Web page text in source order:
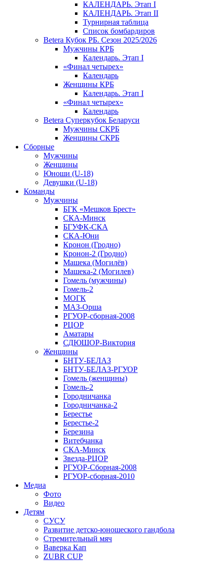
КАЛЕНДАРЬ. Этап I
КАЛЕНДАРЬ. Этап II
Турнирная таблица
Список бомбардиров
Betera Кубок РБ. Сезон 2025/2026
Мужчины КРБ
Календарь. Этап I
«Финал четырех»
Календарь
Женщины КРБ
Календарь. Этап I
«Финал четырех»
Календарь
Betera Суперкубок Беларуси
Мужчины СКРБ
Женщины СКРБ
Сборные
Мужчины
Женщины
Юноши (U-18)
Девушки (U-18)
Команды
Мужчины
БГК «Мешков Брест»
СКА-Минск
БГУФК-СКА
СКА-Юни
Кронон (Гродно)
Кронон-2 (Гродно)
Машека (Могилёв)
Машека-2 (Могилев)
Гомель (мужчины)
Гомель-2
МОГК
МАЗ-Орша
РГУОР-сборная-2008
РЦОР
Аматары
СДЮШОР-Виктория
Женщины
БНТУ-БЕЛАЗ
БНТУ-БЕЛАЗ-РГУОР
Гомель (женщины)
Гомель-2
Городничанка
Городничанка-2
Берестье
Берестье-2
Березина
Витебчанка
СКА-Минск
Звезда-РЦОР
РГУОР-Сборная-2008
РГУОР-сборная-2010
Медиа
Фото
Видео
Детям
СУСУ
Развитие детско-юношеского гандбола
Стремительный мяч
Ваверка Кап
ZUBR CUP